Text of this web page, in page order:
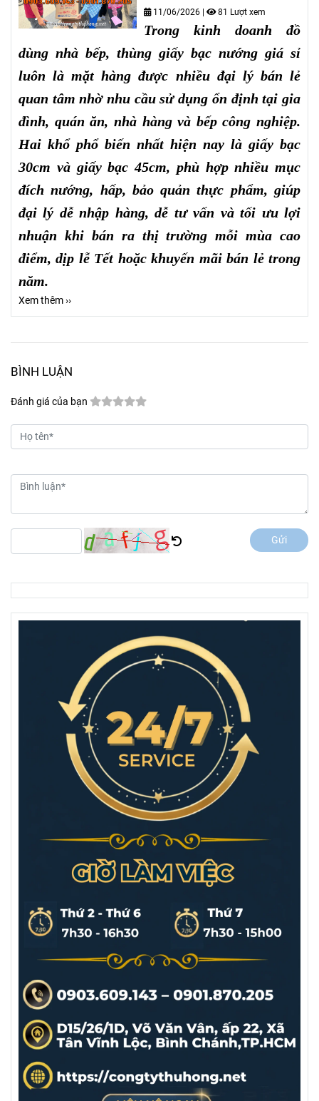
11/06/2026 | 81 Lượt xem
Trong kinh doanh đồ
dùng nhà bếp, thùng giấy bạc nướng giá sỉ
luôn là mặt hàng được nhiều đại lý bán lẻ
quan tâm nhờ nhu cầu sử dụng ổn định tại gia
đình, quán ăn, nhà hàng và bếp công nghiệp.
Hai khổ phổ biến nhất hiện nay là giấy bạc
30cm và giấy bạc 45cm, phù hợp nhiều mục
đích nướng, hấp, bảo quản thực phẩm, giúp
đại lý dễ nhập hàng, dễ tư vấn và tối ưu lợi
nhuận khi bán ra thị trường mỗi mùa cao
điểm, dịp lễ Tết hoặc khuyến mãi bán lẻ trong
năm.
Xem thêm ››
BÌNH LUẬN
Đánh giá của bạn
Gửi